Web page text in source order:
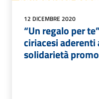
12 DICEMBRE 2020
“Un regalo per
ciriacesi
solidarietà